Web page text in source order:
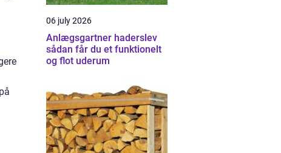
06 july 2026
Anlægsgartner haderslev
sådan får du et funktionelt
og flot uderum